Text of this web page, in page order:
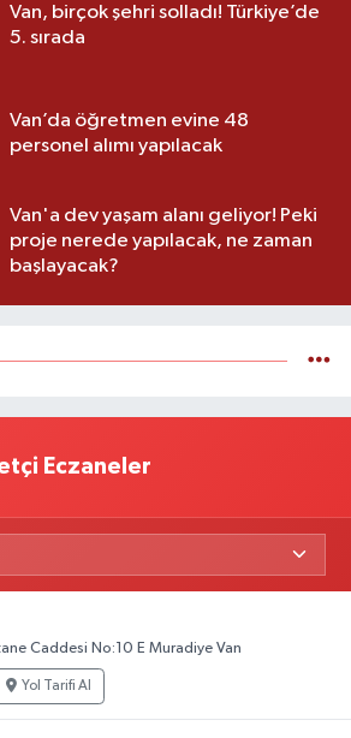
Van, birçok şehri solladı! Türkiye’de
5. sırada
Van’da öğretmen evine 48
personel alımı yapılacak
Van'a dev yaşam alanı geliyor! Peki
proje nerede yapılacak, ne zaman
başlayacak?
Eczaneler
Caddesi No:10 E Muradiye Van
Yol Tarifi Al